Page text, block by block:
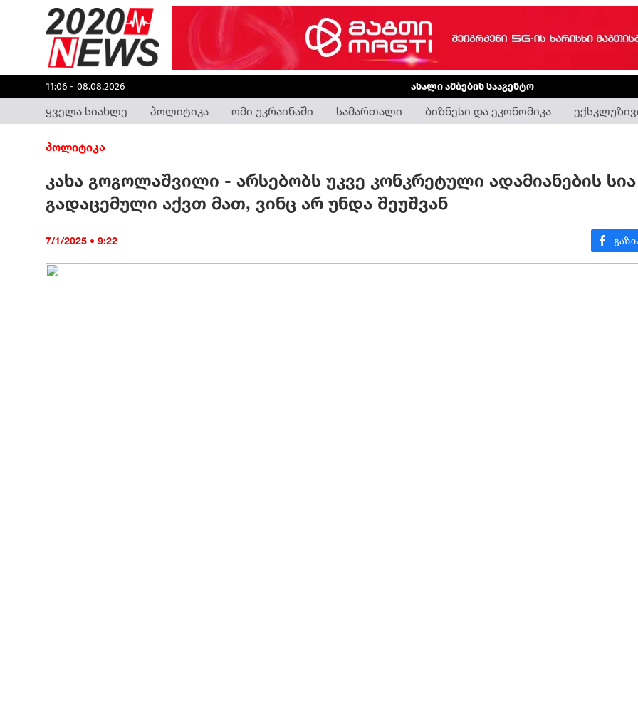
11:06 - 08.08.2026 ახალი ამბების სააგენტო
ყველა სიახლე პოლიტიკა ომი უკრაინაში სამართალი ბიზნესი და ეკონომიკა
პოლიტიკა
კახა გოგოლაშვილი - არსებობს უკვე კონკრეტული ადამიანების
გადაცემული აქვთ მათ, ვინც არ უნდა შეუშვან
7/1/2025 • 9:22